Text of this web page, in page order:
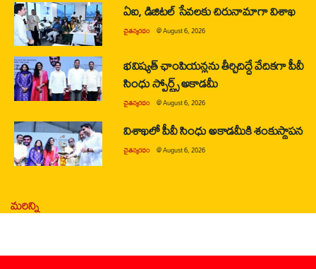
ఏఐ, డిజిటల్ సేవలకు చిరునామాగా విశాఖ
చైతన్యరధం @August 6, 2026
భవిష్యత్ ఛాంపియన్లను తీర్చిదిద్దే వేదికగా పీవీ
సింధు స్పోర్ట్స్ అకాడమీ
చైతన్యరధం @August 6, 2026
విశాఖలో పీవీ సింధు అకాడమీకి శంకుస్థాపన
చైతన్యరధం @August 6, 2026
మరిన్ని